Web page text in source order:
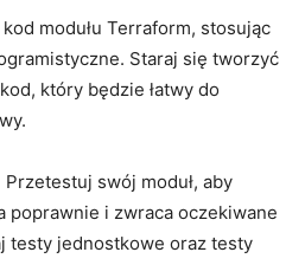
modułu Terraform, ‍stosując
Staraj‍ się⁢ tworzyć
który będzie​ łatwy do
​ Przetestuj swój moduł, aby
poprawnie i zwraca oczekiwane
testy jednostkowe ⁢oraz ⁤testy